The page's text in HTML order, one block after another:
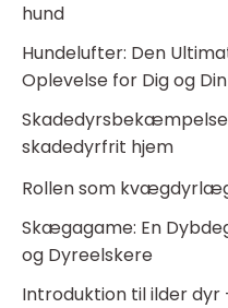
hund
Hundelufter: Den
Oplevelse for Dig og
Skadedyrsbekæmpelse
skadedyrfrit hjem
Rollen som
Skægagame: En
og Dyreelskere
Introduktion til ilder